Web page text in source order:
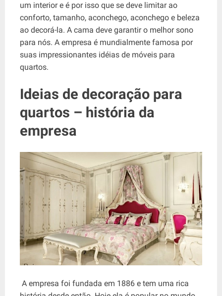
um interior e é por isso que se deve limitar ao
conforto, tamanho, aconchego, aconchego e beleza
ao decorá-la. A cama deve garantir o melhor sono
para nós. A empresa é mundialmente famosa por
suas impressionantes idéias de móveis para
quartos.
Ideias de decoração para
quartos – história da
empresa
A empresa foi fundada em 1886 e tem uma rica